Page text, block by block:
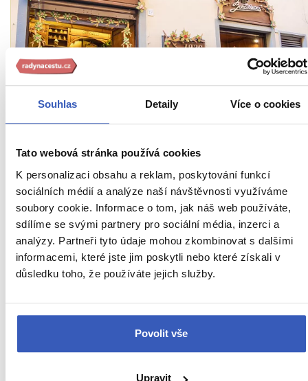
Souhlas Detaily Více o cookies
Tato webová stránka používá cookies
K personalizaci obsahu a reklam, poskytování funkcí
sociálních médií a analýze naší návštěvnosti využíváme
soubory cookie. Informace o tom, jak náš web používáte,
sdílíme se svými partnery pro sociální média, inzerci a
analýzy. Partneři tyto údaje mohou zkombinovat s dalšími
informacemi, které jste jim poskytli nebo které získali v
důsledku toho, že používáte jejich služby.
Povolit vše
Upravit
kde se zrodil Pinocchio, o sobě dává vědět
světu
7909 přečtení